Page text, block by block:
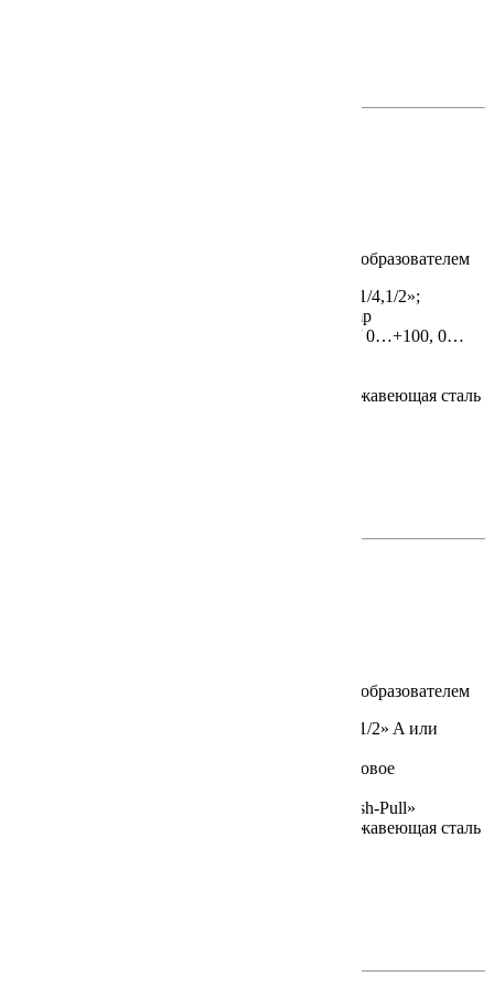
Внешняя резьба G 1/4,1/2»;
Накидная гайка G 3/4»; Подключение Tri-Clamp
Pt1000 / 0…+100, 0…
Нержавеющая сталь
Внешняя резьба G 1/2» A или
Платиновое
Транзисторный выход «Push-Pull»
Нержавеющая сталь